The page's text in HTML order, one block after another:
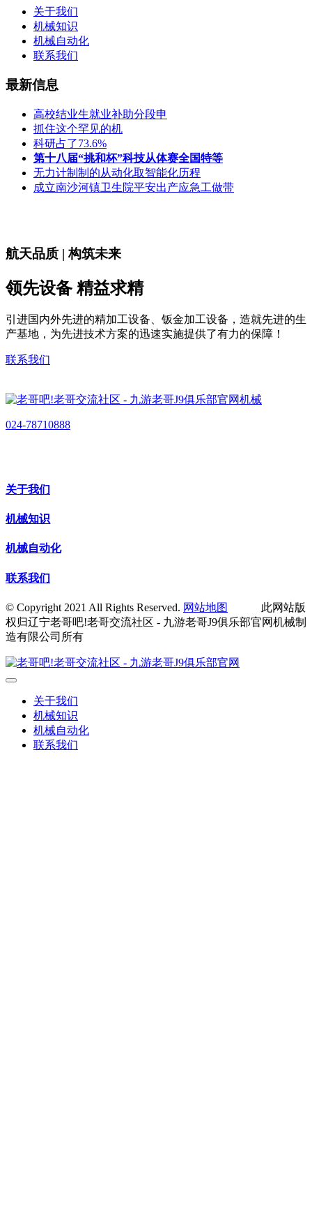
关于我们
机械知识
机械自动化
联系我们
最新信息
高校结业生就业补助分段申
抓住这个罕见的机
科研占了73.6%
第十八届“挑和杯”科技从体赛全国特等
无力计制制的从动化取智能化历程
成立南沙河镇卫生院平安出产应急工做带
航天品质 | 构筑未来
领先设备 精益求精
引进国内外先进的精加工设备、钣金加工设备，造就先进的生
产基地，为先进技术方案的迅速实施提供了有力的保障！
联系我们
024-78710888
关于我们
机械知识
机械自动化
联系我们
© Copyright 2021 All Rights Reserved. 网站地图
此网站版
权归辽宁老哥吧!老哥交流社区 - 九游老哥J9俱乐部官网机械制
造有限公司所有
关于我们
机械知识
机械自动化
联系我们